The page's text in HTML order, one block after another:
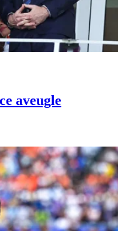
aveugle